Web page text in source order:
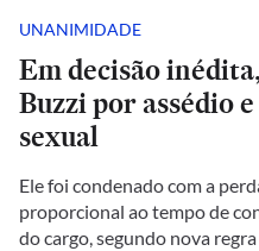
UNANIMIDADE
Em decisão
Buzzi por assédio
sexual
Ele foi condenado com a
proporcional ao tempo de
do cargo, segundo nova